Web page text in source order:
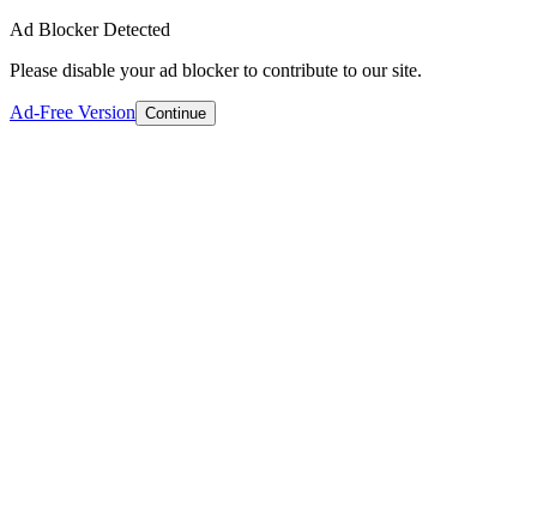
Ad Blocker Detected
Please disable your ad blocker to contribute to our site.
Ad-Free Version Continue